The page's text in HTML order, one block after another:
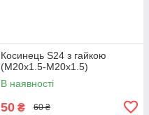
Косинець S24 з гайкою
(М20х1.5-М20х1.5)
В наявності
50 ₴ 60 ₴